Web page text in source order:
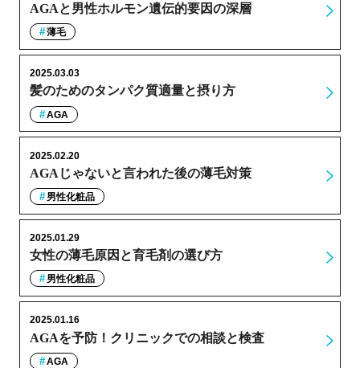
AGAと男性ホルモン遺伝的要因の深層
薄毛
髪のためのタンパク質適量と摂り方
2025.03.03
AGA
AGAじゃないと言われた後の薄毛対策
2025.02.20
男性化粧品
女性の薄毛原因と育毛剤の選び方
2025.01.29
男性化粧品
AGAを予防！クリニックでの相談と検査
2025.01.16
AGA